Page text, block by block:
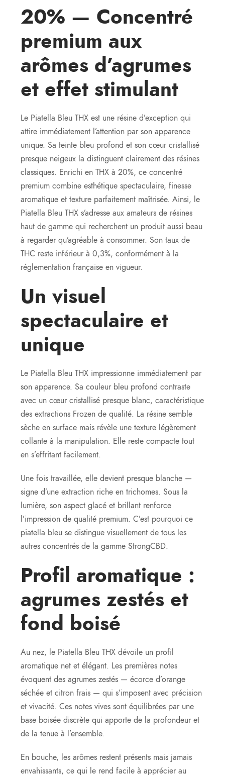
20% — Concentré
premium aux
arômes d’agrumes
et effet stimulant
Le Piatella Bleu THX est une résine d’exception qui
attire immédiatement l’attention par son apparence
unique. Sa teinte bleu profond et son cœur cristallisé
presque neigeux la distinguent clairement des résines
classiques. Enrichi en THX à 20%, ce concentré
premium combine esthétique spectaculaire, finesse
aromatique et texture parfaitement maîtrisée. Ainsi, le
Piatella Bleu THX s’adresse aux amateurs de résines
haut de gamme qui recherchent un produit aussi beau
à regarder qu’agréable à consommer. Son taux de
THC reste inférieur à 0,3%, conformément à la
réglementation française en vigueur.
Un visuel
spectaculaire et
unique
Le Piatella Bleu THX impressionne immédiatement par
son apparence. Sa couleur bleu profond contraste
avec un cœur cristallisé presque blanc, caractéristique
des extractions Frozen de qualité. La résine semble
sèche en surface mais révèle une texture légèrement
collante à la manipulation. Elle reste compacte tout
en s’effritant facilement.
Une fois travaillée, elle devient presque blanche —
signe d’une extraction riche en trichomes. Sous la
lumière, son aspect glacé et brillant renforce
l’impression de qualité premium. C’est pourquoi ce
piatella bleu se distingue visuellement de tous les
autres concentrés de la gamme StrongCBD.
Profil aromatique :
agrumes zestés et
fond boisé
Au nez, le Piatella Bleu THX dévoile un profil
aromatique net et élégant. Les premières notes
évoquent des agrumes zestés — écorce d’orange
séchée et citron frais — qui s’imposent avec précision
et vivacité. Ces notes vives sont équilibrées par une
base boisée discrète qui apporte de la profondeur et
de la tenue à l’ensemble.
En bouche, les arômes restent présents mais jamais
envahissants, ce qui le rend facile à apprécier au